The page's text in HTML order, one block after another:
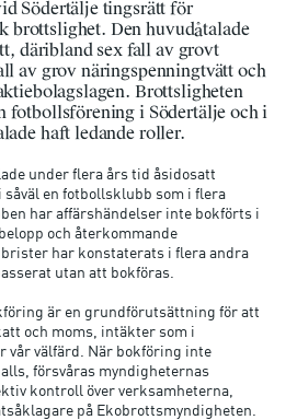
Södertälje tingsrätt för
brottslighet. Den huvudåtalade
däribland sex fall av grovt
av grov näringspenningtvätt och
Brottsligheten
fotbollsförening i Södertälje och i
haft ledande roller.
under flera års tid åsidosatt
en fotbollsklubb som i flera
har affärshändelser inte bokförts i
och återkommande
har konstaterats i flera andra
utan att bokföras.
är en grundförutsättning för att
och moms, intäkter som i
vår välfärd. När bokföring inte
försvåras myndigheternas
kontroll över verksamheterna,
på Ekobrottsmyndigheten.